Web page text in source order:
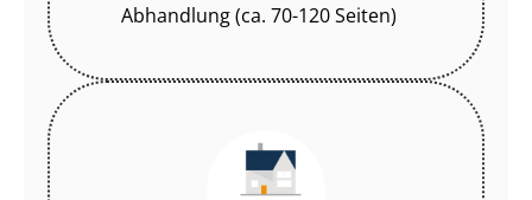
Abhandlung (ca. 70-120 Seiten)